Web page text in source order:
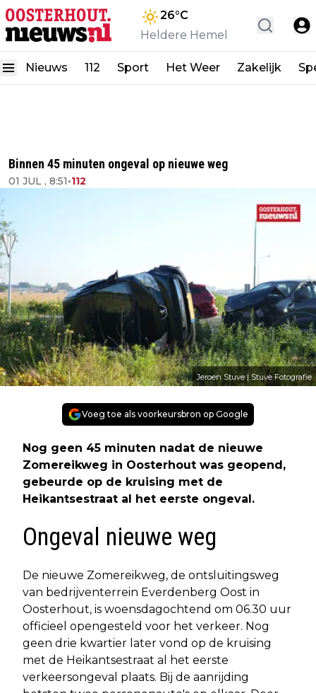
26°C
Heldere Hemel
Nieuws 112 Sport Het Weer Zakelijk
Binnen 45 minuten ongeval op nieuwe weg
01 JUL , 8:51•112
Jeroen Stuve | Stuve Fotografie
Voeg toe als voorkeursbron op Google
Nog geen 45 minuten nadat de nieuwe
Zomereikweg in Oosterhout was geopend,
gebeurde op de kruising met de
Heikantsestraat al het eerste ongeval.
Ongeval nieuwe weg
De nieuwe Zomereikweg, de ontsluitingsweg
van bedrijventerrein Everdenberg Oost in
Oosterhout, is woensdagochtend om 06.30 uur
officieel opengesteld voor het verkeer. Nog
geen drie kwartier later vond op de kruising
met de Heikantsestraat al het eerste
verkeersongeval plaats. Bij de aanrijding